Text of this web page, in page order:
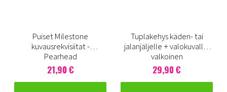
Puiset Milestone
kuvausrekvisiitat -
Pearhead
21,90 €
Tuplakehys käden- tai
jalanjäljelle + valokuvalle,
valkoinen
29,90 €